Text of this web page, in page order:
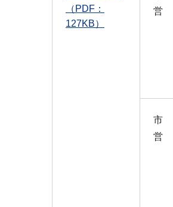
（PDF：
127KB）
営
市
営